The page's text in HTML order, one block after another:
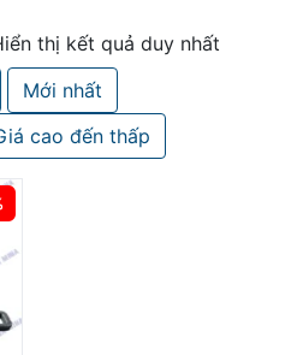
thị kết quả duy nhất
Mới nhất
cao đến thấp